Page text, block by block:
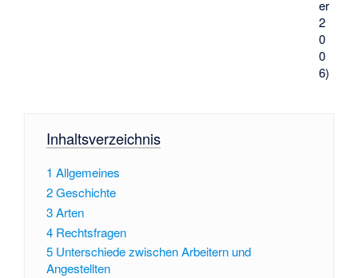
er
2
0
0
6)
Inhaltsverzeichnis
1 Allgemeines
2Geschichte
3Arten
4 Rechtsfragen
5 Unterschiede zwischen Arbeitern und
Angestellten